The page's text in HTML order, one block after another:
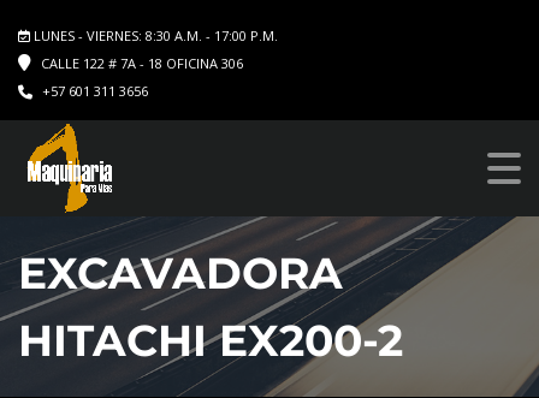
LUNES - VIERNES: 8:30 A.M. - 17:00 P.M.
CALLE 122 # 7A - 18 OFICINA 306
+57 601 311 3656
EXCAVADORA
HITACHI EX200-2